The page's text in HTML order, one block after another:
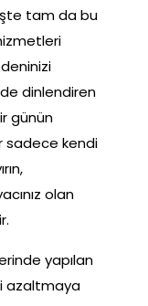
tam da bu
de dinlendiren
günün
sadece kendi
olan
yapılan
azaltmaya